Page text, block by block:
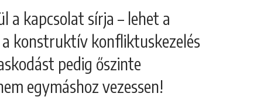
a kapcsolat sírja – lehet a
a konstruktív konfliktuskezelés
pedig őszinte
egymáshoz vezessen!